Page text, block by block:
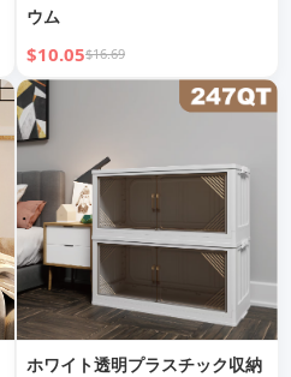
ウム
$10.05$16.69
ホワイト透明プラスチック収納